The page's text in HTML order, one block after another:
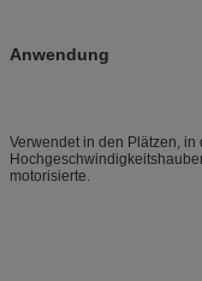
Anwendung
Verwendet in den Plätzen,
motorisierte.